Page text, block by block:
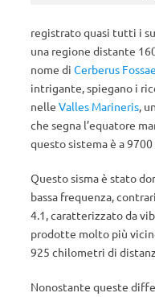
registrato quasi tutti i
una regione distante
nome di Cerberus Fossae
intrigante, spiegano i
nelle Valles Marineris,
che segna l’equatore
questo sistema è a
Questo sisma è stato
bassa frequenza,
4.1, caratterizzato da
prodotte molto più
925 chilometri di
Nonostante queste